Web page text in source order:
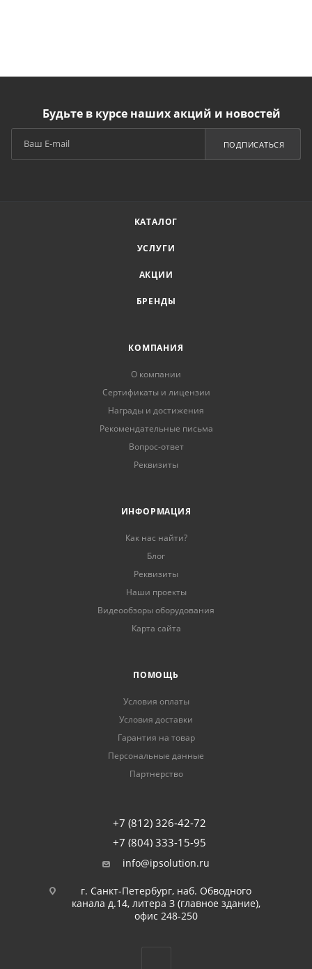
Будьте в курсе наших акций и новостей
ПОДПИСАТЬСЯ
КАТАЛОГ
УСЛУГИ
АКЦИИ
БРЕНДЫ
КОМПАНИЯ
О компании
Сертификаты и лицензии
Награды и достижения
Рекомендательные письма
Вопрос-ответ
Реквизиты
ИНФОРМАЦИЯ
Как нас найти?
Блог
Реквизиты
Наши проекты
Видеообзоры оборудования
Карта сайта
ПОМОЩЬ
Условия оплаты
Условия доставки
Гарантия на товар
Персональные данные
Партнерство
+7 (812) 326-42-72
+7 (804) 333-15-95
info@ipsolution.ru
г. Санкт-Петербург, наб. Обводного
канала д.14, литера З (главное здание),
офис 248-250